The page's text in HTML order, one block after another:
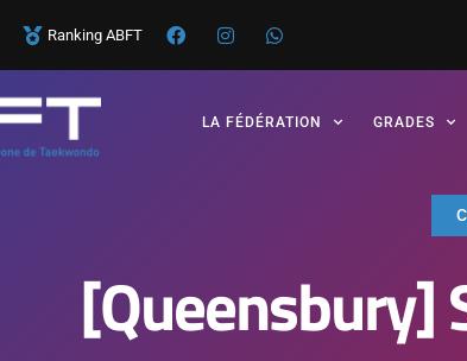
Ranking ABFT
LA FÉDÉRATION GRADES
[Queensbury]